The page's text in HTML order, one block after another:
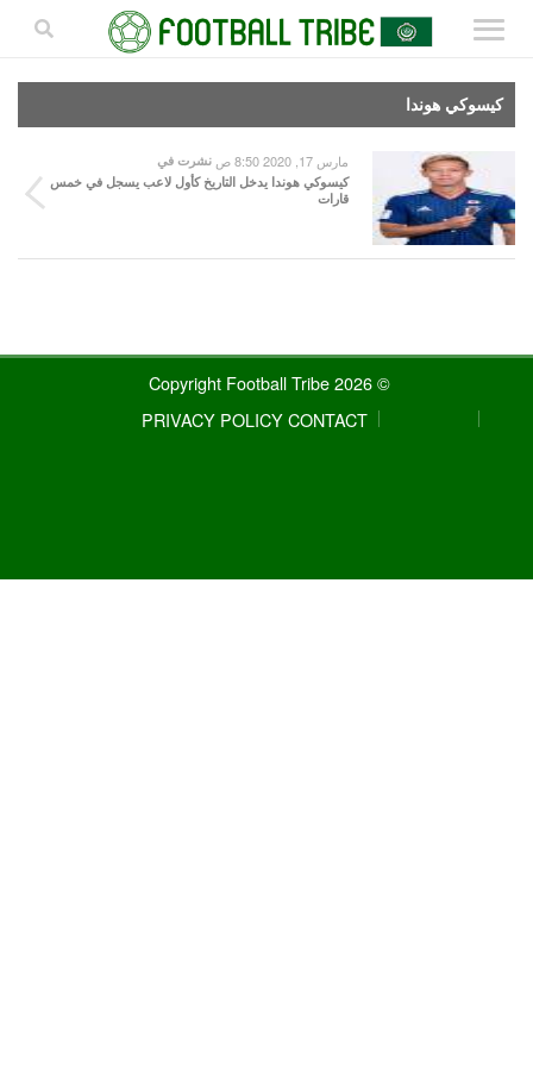
كيسوكي هوندا
نشرت في مارس 17, 2020 8:50 ص
كيسوكي هوندا يدخل التاريخ كأول لاعب يسجل في خمس
قارات
© 2026 Copyright Football Tribe
CONTACT
PRIVACY POLICY